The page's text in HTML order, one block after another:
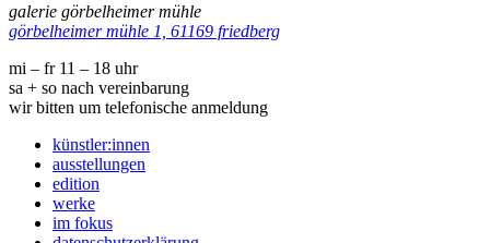
galerie görbelheimer mühle
görbelheimer mühle 1, 61169 friedberg
mi – fr 11 – 18 uhr
sa + so nach vereinbarung
wir bitten um telefonische anmeldung
künstler:innen
ausstellungen
edition
werke
im fokus